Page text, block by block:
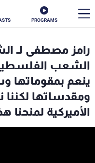
PROGRAMS
رامز مصطفى لـ
الشعب
ينعم بمقوماتها
ومقدساتها لكننا
الأميركية لمنحنا
الأخبار
سياسة
إقتصاد